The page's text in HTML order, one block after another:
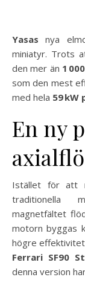
Yasas nya
miniatyr. Trots
den mer än 1
som den mest
med hela 59 kW
En ny
Istället för att
traditionella
magnetfältet
motorn byggas
högre
Ferrari SF90
denna version